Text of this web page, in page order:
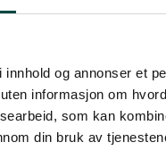
og annonser et
informasjon om
som kan
din bruk av